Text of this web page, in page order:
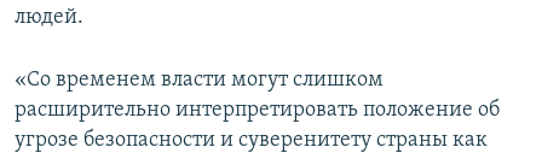
людей.
«Со временем власти могут слишком
расширительно интерпретировать положение об
угрозе безопасности и суверенитету страны как